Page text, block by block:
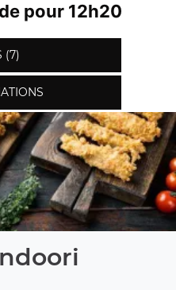
pour 12h20
(7)